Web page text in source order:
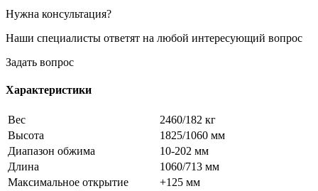
Нужна консультация?
Наши специалисты ответят на любой интересующий вопрос
Задать вопрос
Характеристики
Вес
2460/182 кг
Высота
1825/1060 мм
Диапазон обжима
10-202 мм
Длина
1060/713 мм
Максимальное открытие
+125 мм